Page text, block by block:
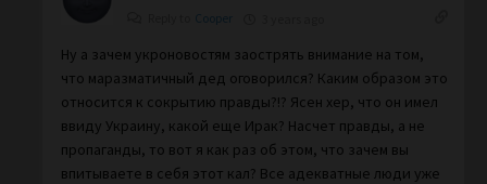
Cooper
Ну а зачем укроновостям заострять внимание на том,
что маразматичный дед оговорился? Каким образом это
относится к сокрытию правды?!? Ясен хер, что он имел
ввиду Украину, какой еще Ирак? Насчет правды, а не
пропаганды, то вот я как раз об этом, что зачем вы
впитываете в себя этот кал? Все адекватные люди уже